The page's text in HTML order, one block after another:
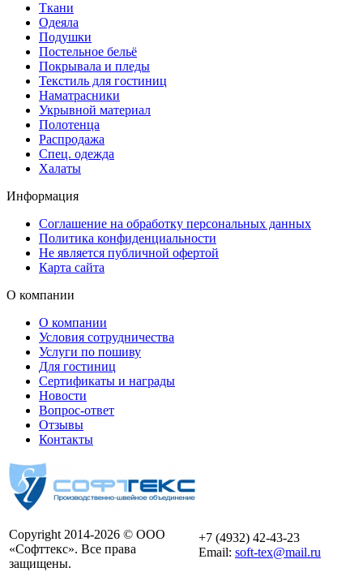
Ткани
Одеяла
Подушки
Постельное бельё
Покрывала и пледы
Текстиль для гостиниц
Наматрасники
Укрывной материал
Полотенца
Распродажа
Спец. одежда
Халаты
Информация
Соглашение на обработку персональных данных
Политика конфиденциальности
Не является публичной офертой
Карта сайта
О компании
О компании
Условия сотрудничества
Услуги по пошиву
Для гостиниц
Сертификаты и награды
Новости
Вопрос-ответ
Отзывы
Контакты
Copyright 2014-2026 © ООО
«Софттекс». Все права
защищены.
+7 (4932) 42-43-23
Email: soft-tex@mail.ru